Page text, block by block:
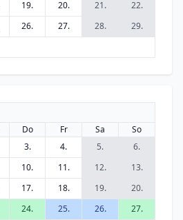
19. 20. 21.
22.
26. 27. 28.
29.
Do Fr Sa
So
3. 4. 5.
6.
10. 11. 12.
13.
17. 18. 19.
20.
24. 25. 26.
27.